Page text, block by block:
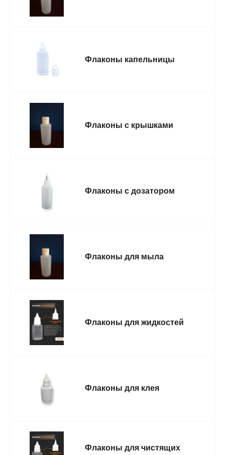
Флаконы капельницы
Флаконы с крышками
Флаконы с дозатором
Флаконы для мыла
Флаконы для жидкостей
Флаконы для клея
Флаконы для чистящих